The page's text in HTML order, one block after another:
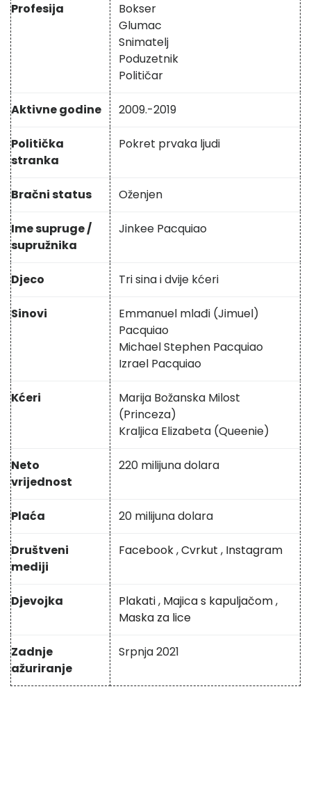
Profesija
Bokser
Glumac
Snimatelj
Poduzetnik
Političar
Aktivne godine 2009.-2019
Politička
stranka
Pokret prvaka ljudi
Bračni status Oženjen
Ime supruge /
supružnika
Jinkee Pacquiao
Djeco Tri sina i dvije kćeri
Sinovi
Emmanuel mlađi (Jimuel)
Pacquiao
Michael Stephen Pacquiao
Izrael Pacquiao
Kćeri
Marija Božanska Milost
(Princeza)
Kraljica Elizabeta (Queenie)
Neto
vrijednost
220 milijuna dolara
Plaća 20 milijuna dolara
Društveni
mediji
Facebook,Cvrkut , Instagram
Djevojka Plakati, Majica s kapuljačom,
Maska za lice
Zadnje
ažuriranje
Srpnja 2021